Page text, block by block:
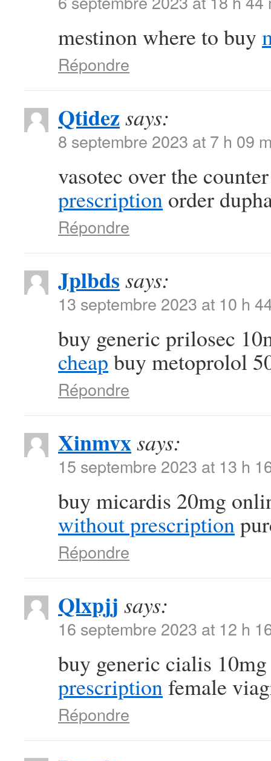
mestinon where to buy
Répondre
Qtidez says:
8 septembre 2023 at 7 h 09
vasotec over the
prescription order
Répondre
Jplbds says:
13 septembre 2023 at 10 h
buy generic prilosec
cheap buy metoprolol
Répondre
Xinmvxsays:
15 septembre 2023 at 13 h
buy micardis 20mg
without prescription
Répondre
Qlxpjj says:
16 septembre 2023 at 12 h
buy generic cialis
prescriptionfemale
Répondre